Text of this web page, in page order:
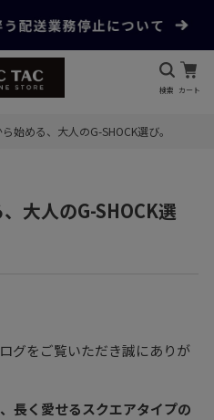
検索 カート
始める、大人のG-SHOCK選び。
大人のG-SHOCK選
グをご覧いただき誠にありが
長く愛せるスクエアタイプの